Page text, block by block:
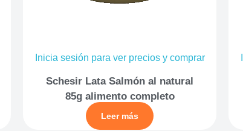
Inicia sesión para ver precios y comprar
Schesir Lata Salmón al natural
85g alimento completo
Leer más